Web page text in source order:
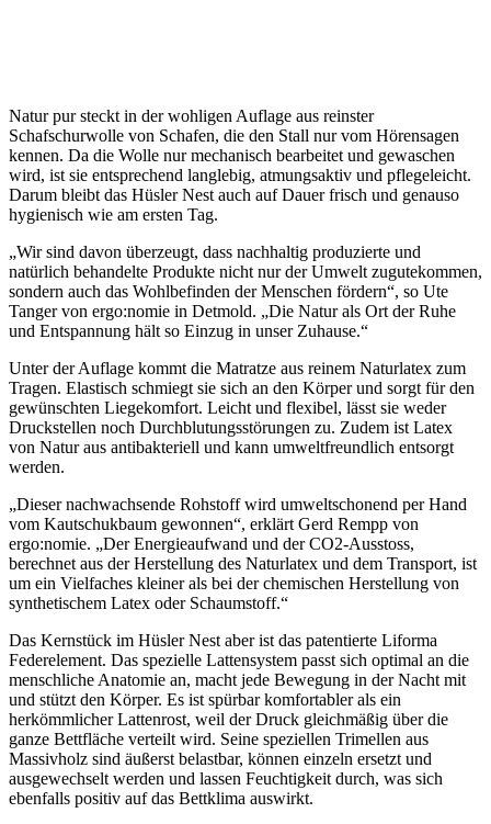
Natur pur steckt in der wohligen Auflage aus reinster
Schafschurwolle von Schafen, die den Stall nur vom Hörensagen
kennen. Da die Wolle nur mechanisch bearbeitet und gewaschen
wird, ist sie entsprechend langlebig, atmungsaktiv und pflegeleicht.
Darum bleibt das Hüsler Nest auch auf Dauer frisch und genauso
hygienisch wie am ersten Tag.
„Wir sind davon überzeugt, dass nachhaltig produzierte und
natürlich behandelte Produkte nicht nur der Umwelt zugutekommen,
sondern auch das Wohlbefinden der Menschen fördern“, so Ute
Tanger von ergo:nomie in Detmold. „Die Natur als Ort der Ruhe
und Entspannung hält so Einzug in unser Zuhause.“
Unter der Auflage kommt die Matratze aus reinem Naturlatex zum
Tragen. Elastisch schmiegt sie sich an den Körper und sorgt für den
gewünschten Liegekomfort. Leicht und flexibel, lässt sie weder
Druckstellen noch Durchblutungsstörungen zu. Zudem ist Latex
von Natur aus antibakteriell und kann umweltfreundlich entsorgt
werden.
„Dieser nachwachsende Rohstoff wird umweltschonend per Hand
vom Kautschukbaum gewonnen“, erklärt Gerd Rempp von
ergo:nomie. „Der Energieaufwand und der CO2-Ausstoss,
berechnet aus der Herstellung des Naturlatex und dem Transport, ist
um ein Vielfaches kleiner als bei der chemischen Herstellung von
synthetischem Latex oder Schaumstoff.“
Das Kernstück im Hüsler Nest aber ist das patentierte Liforma
Federelement. Das spezielle Lattensystem passt sich optimal an die
menschliche Anatomie an, macht jede Bewegung in der Nacht mit
und stützt den Körper. Es ist spürbar komfortabler als ein
herkömmlicher Lattenrost, weil der Druck gleichmäßig über die
ganze Bettfläche verteilt wird. Seine speziellen Trimellen aus
Massivholz sind äußerst belastbar, können einzeln ersetzt und
ausgewechselt werden und lassen Feuchtigkeit durch, was sich
ebenfalls positiv auf das Bettklima auswirkt.